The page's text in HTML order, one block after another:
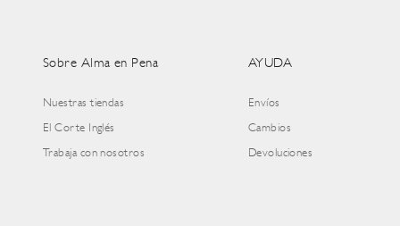
Sobre Alma en Pena
Nuestras tiendas
El Corte Inglés
Trabaja con nosotros
AYUDA
Envíos
Cambios
Devoluciones